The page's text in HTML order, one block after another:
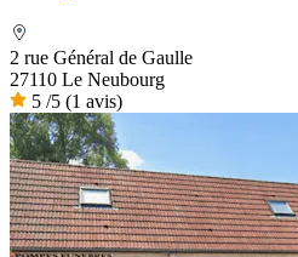
2 rue Général de Gaulle
27110 Le Neubourg
5 /5 (1 avis)